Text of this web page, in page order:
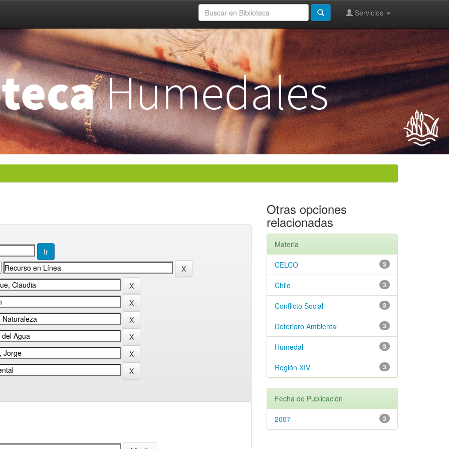
Servicios
Otras opciones
relacionadas
Materia
3
CELCO
3
Chile
3
Conflicto Social
3
Deterioro Ambiental
3
Humedal
3
Región XIV
Fecha de Publicación
3
2007